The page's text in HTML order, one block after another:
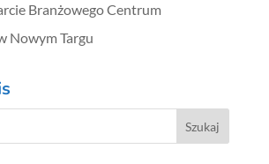
Branżowego Centrum
Nowym Targu